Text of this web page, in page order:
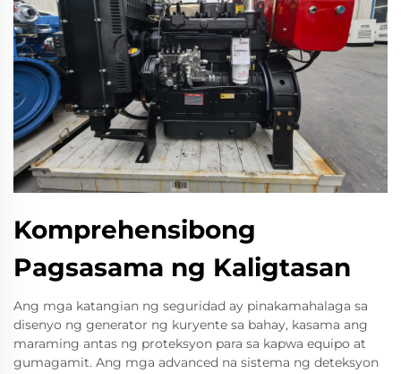
Komprehensibong
Pagsasama ng Kaligtasan
Ang mga katangian ng seguridad ay pinakamahalaga sa
disenyo ng generator ng kuryente sa bahay, kasama ang
maraming antas ng proteksyon para sa kapwa equipo at
gumagamit. Ang mga advanced na sistema ng deteksyon